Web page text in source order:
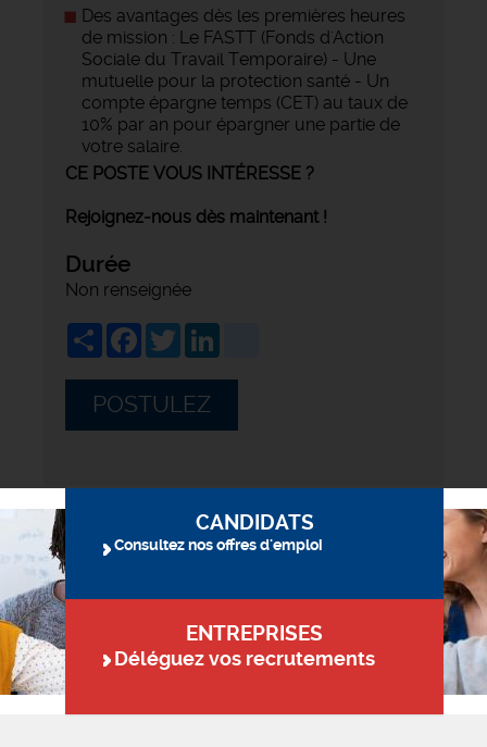
Des avantages dès les premières heures
de mission : Le FASTT (Fonds d'Action
Sociale du Travail Temporaire) - Une
mutuelle pour la protection santé - Un
compte épargne temps (CET) au taux de
10% par an pour épargner une partie de
votre salaire.
CE POSTE VOUS INTÉRESSE ?
Rejoignez-nous dès maintenant !
Durée
Non renseignée
ShareFacebook
Twitter
POSTULEZ
CANDIDATS
Consultez nos offres d'emploi
ENTREPRISES
Déléguez vos recrutements